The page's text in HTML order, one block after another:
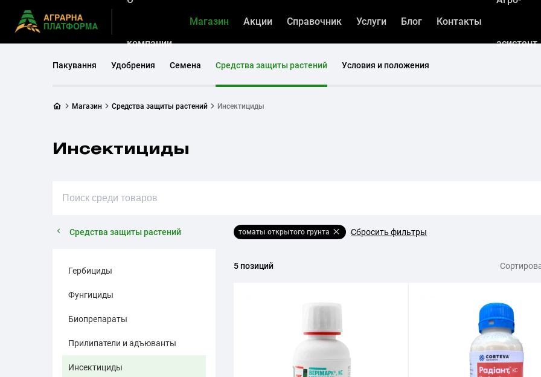
компании
Магазин Акции Справочник Услуги Блог Контакты
асистент
Пакування Удобрения Семена Средства защиты растений Условия и положения
Магазин Средства защиты растений Инсектициды
Инсектициды
Средства защиты растений
Гербициды
Фунгициды
Биопрепараты
Прилипатели и адъюванты
Инсектициды
томаты открытого грунта Сбросить фильтры
5 позиций